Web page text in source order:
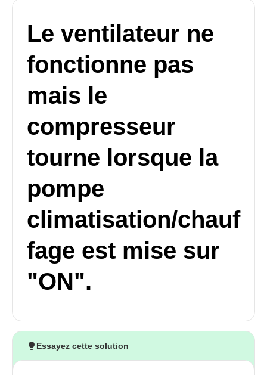
Le ventilateur ne
fonctionne pas
mais le
compresseur
tourne lorsque la
pompe
climatisation/chauf
fage est mise sur
"ON".
Essayez cette solution